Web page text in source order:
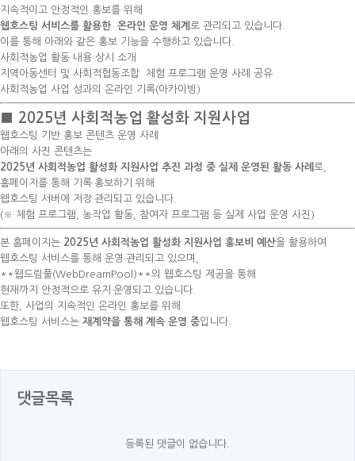
지속적이고 안정적인 홍보를 위해
웹호스팅 서비스를 활용한 온라인 운영 체계 로 관리되고 있습니다.
이를 통해 아래와 같은 홍보 기능을 수행하고 있습니다.
사회적농업 활동 내용 상시 소개
지역아동센터 및 사회적협동조합 체험 프로그램 운영 사례 공유
사회적농업 사업 성과의 온라인 기록(아카이빙)
■ 2025년 사회적농업 활성화 지원사업
웹호스팅 기반 홍보 콘텐츠 운영 사례
아래의 사진 콘텐츠는
2025년 사회적농업 활성화 지원사업 추진 과정 중 실제 운영된 활동 사례 로,
홈페이지를 통해 기록·홍보하기 위해
웹호스팅 서버에 저장·관리되고 있습니다.
(※ 체험 프로그램, 농작업 활동, 참여자 프로그램 등 실제 사업 운영 사진)
본 홈페이지는 2025년 사회적농업 활성화 지원사업 홍보비 예산을 활용하여
웹호스팅 서비스를 통해 운영·관리되고 있으며,
**웹드림풀(WebDreamPool)**의 웹호스팅 제공을 통해
현재까지 안정적으로 유지·운영되고 있습니다.
또한, 사업의 지속적인 온라인 홍보를 위해
웹호스팅 서비스는 재계약을 통해 계속 운영 중입니다.
댓글목록
등록된 댓글이 없습니다.